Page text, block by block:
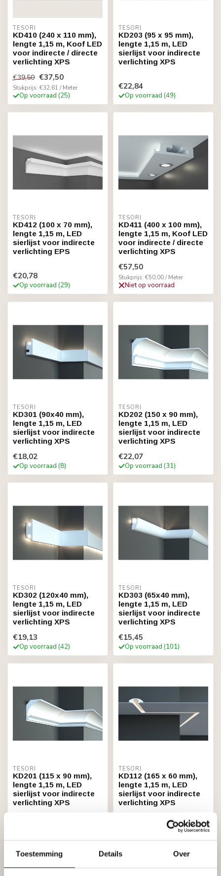
Toestemming Details Over
TESORI
KD410 (240 x 110 mm),
lengte 1,15 m, Koof LED
voor indirecte / directe
verlichting XPS
€39,50 €37,50
Stukprijs: €32,61 / Meter
Op voorraad (25)
TESORI
KD203 (95 x 95 mm),
lengte 1,15 m, LED
sierlijst voor indirecte
verlichting XPS
€22,84
Op voorraad (49)
TESORI
KD412 (100 x 70 mm),
lengte 1,15 m, LED
sierlijst voor indirecte
verlichting EPS
€20,78
Op voorraad (29)
TESORI
KD411 (400 x 100 mm),
lengte 1,15 m, Koof LED
voor indirecte / directe
verlichting XPS
€57,50
Stukprijs: €50,00 / Meter
Niet op voorraad
TESORI
KD301 (90x40 mm),
lengte 1,15 m, LED
sierlijst voor indirecte
verlichting XPS
€18,02
Op voorraad (8)
TESORI
KD202 (150 x 90 mm),
lengte 1,15 m, LED
sierlijst voor indirecte
verlichting XPS
€22,07
Op voorraad (31)
TESORI
KD302 (120x40 mm),
lengte 1,15 m, LED
sierlijst voor indirecte
verlichting XPS
€19,13
Op voorraad (42)
TESORI
KD303 (65x40 mm),
lengte 1,15 m, LED
sierlijst voor indirecte
verlichting XPS
€15,45
Op voorraad (101)
TESORI
KD201 (115 x 90 mm),
lengte 1,15 m, LED
sierlijst voor indirecte
verlichting XPS
TESORI
KD112 (165 x 60 mm),
lengte 1,15 m, LED
sierlijst voor indirecte
verlichting XPS
Niet op voorraad